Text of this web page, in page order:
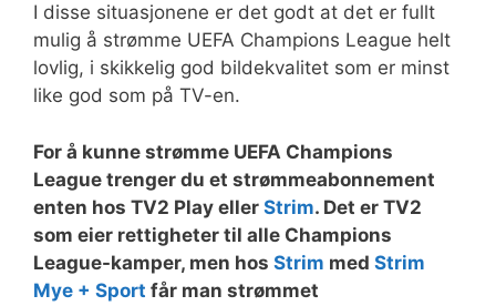
I disse situasjonene er det godt at det er fullt
mulig å strømme UEFA Champions League helt
lovlig, i skikkelig god bildekvalitet som er minst
like god som på TV-en.
For å kunne strømme UEFA Champions
League trenger du et strømmeabonnement
enten hos TV2 Play eller Strim. Det er TV2
som eier rettigheter til alle Champions
League-kamper, men hos Strim med Strim
Mye + Sport får man strømmet